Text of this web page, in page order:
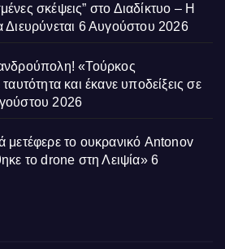
σκέψεις” στο Διαδίκτυο – Η
6 Αυγούστου 2026
«Τούρκος
και έκανε υποδείξεις σε
2026
μετέφερε το ουκρανικό Antonov
το drone στη Λειψία» 6